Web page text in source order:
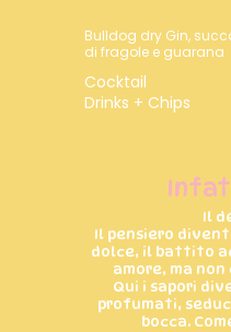
Bulldog dry Gin,
di fragole e guarana
Cocktail
Drinks + Chips
Il
Il pensiero
dolce, il battito
amore, ma
Qui i sapori
profumati,
bocca.